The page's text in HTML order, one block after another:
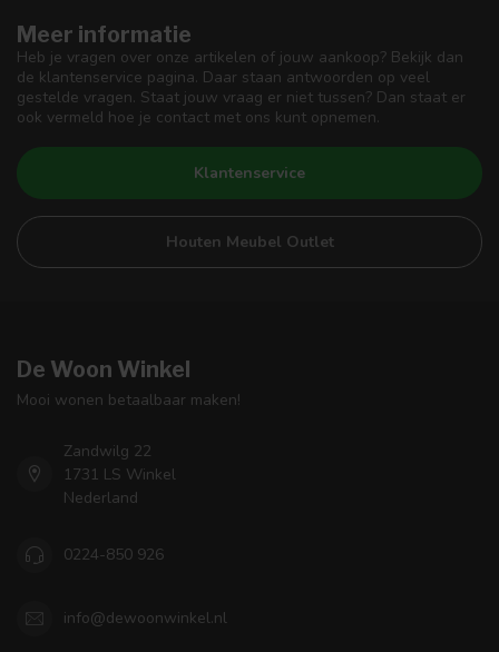
Meer informatie
Heb je vragen over onze artikelen of jouw aankoop? Bekijk dan
de klantenservice pagina. Daar staan antwoorden op veel
gestelde vragen. Staat jouw vraag er niet tussen? Dan staat er
ook vermeld hoe je contact met ons kunt opnemen.
Klantenservice
Houten Meubel Outlet
De Woon Winkel
Mooi wonen betaalbaar maken!
Zandwilg 22
1731 LS Winkel
Nederland
0224-850 926
info@dewoonwinkel.nl